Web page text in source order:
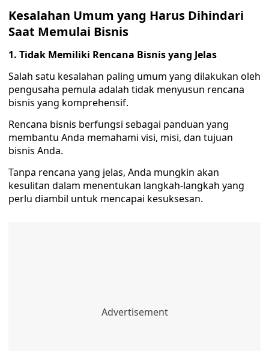
Kesalahan Umum yang Harus Dihindari
Saat Memulai Bisnis
1. Tidak Memiliki Rencana Bisnis yang Jelas
Salah satu kesalahan paling umum yang dilakukan oleh
pengusaha pemula adalah tidak menyusun rencana
bisnis yang komprehensif.
Rencana bisnis berfungsi sebagai panduan yang
membantu Anda memahami visi, misi, dan tujuan
bisnis Anda.
Tanpa rencana yang jelas, Anda mungkin akan
kesulitan dalam menentukan langkah-langkah yang
perlu diambil untuk mencapai kesuksesan.